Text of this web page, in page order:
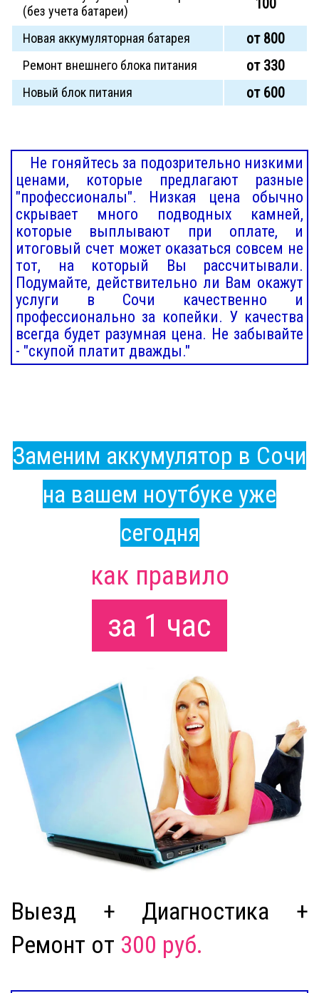
(без учета батареи)
Новая аккумуляторная батарея от 800
Ремонт внешнего блока питания от 330
Новый блок питания от 600
Не гоняйтесь за подозрительно низкими
ценами, которые предлагают разные
"профессионалы". Низкая цена обычно
скрывает много подводных камней,
которые выплывают при оплате, и
итоговый счет может оказаться совсем не
тот, на который Вы рассчитывали.
Подумайте, действительно ли Вам окажут
услуги в Сочи качественно и
профессионально за копейки. У качества
всегда будет разумная цена. Не забывайте
- "скупой платит дважды."
Заменим аккумулятор в Сочи
на вашем ноутбуке уже
сегодня
как правило
за 1 час
Выезд + Диагностика +
Ремонт от 300 руб.